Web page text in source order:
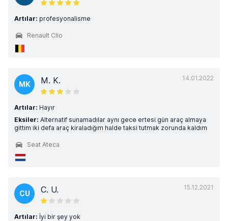
Artılar: profesyonalisme
Renault Clio
14.01.2022
MK M. K.
Artılar: Hayır
Eksiler: Alternatif sunamadılar aynı gece ertesi gün araç almaya
gittim iki defa araç kiraladığım halde taksi tutmak zorunda kaldım
Seat Ateca
15.12.2021
CU C. U.
Artılar: İyi bir şey yok